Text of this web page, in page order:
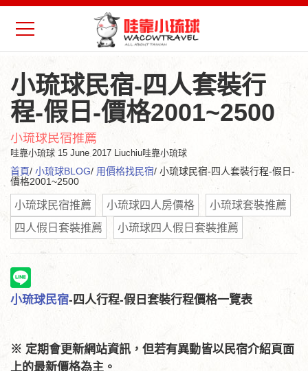
小琉球民宿-四人套裝行
程-假日-價格2001~2500
小琉球民宿推薦
哇靠小琉球 15 June 2017 Liuchiu哇靠小琉球
首頁/ 小琉球BLOG/ 用價格找民宿/ 小琉球民宿-四人套裝行程-假日-
價格2001~2500
小琉球民宿推薦 小琉球四人房價格
小琉球套裝推薦
四人假日套裝推薦
小琉球四人假日套裝推薦
小琉球民宿-四人行程-假日套裝行程價格一覽表
※ 定期會更新網站資訊，但若有異動皆以民宿介紹頁面
上的最新價格為主。